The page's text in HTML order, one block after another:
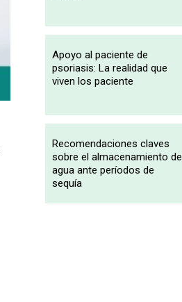
Apoyo al paciente de
psoriasis: La realidad que
viven los paciente
Recomendaciones claves
sobre el almacenamiento de
agua ante períodos de
sequía